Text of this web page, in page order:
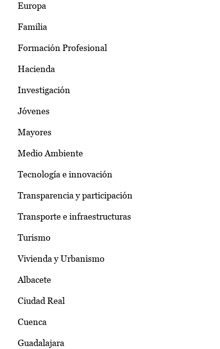
Europa
Familia
Formación Profesional
Hacienda
Investigación
Jóvenes
Mayores
Medio Ambiente
Tecnología e innovación
Transparencia y participación
Transporte e infraestructuras
Turismo
Vivienda y Urbanismo
Albacete
Ciudad Real
Cuenca
Guadalajara